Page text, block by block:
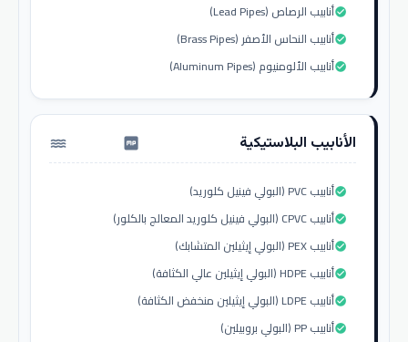
أنابيب الرصاص (Lead Pipes)check_circle
أنابيب النحاس الأصفر (Brass Pipes)check_circle
أنابيب الألومنيوم (Aluminum Pipes)check_circle
الأنابيب البلاستيكية water_pump
أنابيب PVC (البولي فينيل كلوريد)check_circle
أنابيب CPVC (البولي فينيل كلوريد المعالج بالكلور)check_circle
أنابيب PEX (البولي إيثيلين المتشابك)check_circle
أنابيب HDPE (البولي إيثيلين عالي الكثافة)check_circle
أنابيب LDPE (البولي إيثيلين منخفض الكثافة)check_circle
أنابيب PP (البولي بروبيلين)check_circle